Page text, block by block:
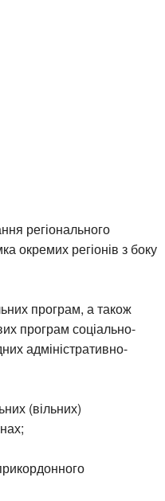
регіонального
окремих регіонів з боку
програм, а також
програм соціально-
адміністративно-
(вільних)